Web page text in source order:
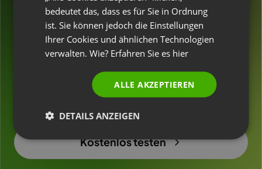
den Webinar-
Marketing-Experten
an!
Verbessern Sie Ihre Strategie mit Webinaren, um die
Kostenlos testen
ITALIAN
bedeutet das, dass es für Sie in Ordnung
ist. Sie können jedoch die Einstellungen
Ihrer Cookies und ähnlichen Technologien
verwalten. Wie? Erfahren Sie es hier
ALLE AKZEPTIEREN
DETAILS ANZEIGEN